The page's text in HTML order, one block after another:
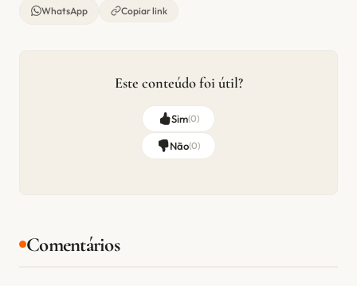
WhatsApp
Copiar link
Este conteúdo foi útil?
Sim(0)
Não(0)
Comentários